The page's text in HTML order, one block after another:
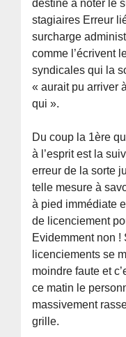
destiné à noter le
stagiaires Erreur
surcharge
comme l’écrivent
syndicales qui la
« aurait pu arriver
qui ».
Du coup la 1ère
à l’esprit est la
erreur de la sorte
telle mesure à
à pied immédiate
de licenciement
Evidemment non !
licenciements se
moindre faute et
ce matin le
massivement
grille.